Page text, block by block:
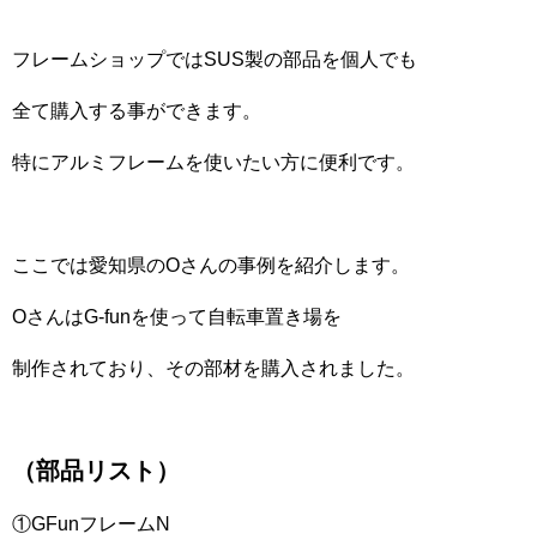
フレームショップではSUS製の部品を個人でも
全て購入する事ができます。
特にアルミフレームを使いたい方に便利です。
ここでは愛知県のOさんの事例を紹介します。
OさんはG-funを使って自転車置き場を
制作されており、その部材を購入されました。
（部品リスト）
①GFunフレームN